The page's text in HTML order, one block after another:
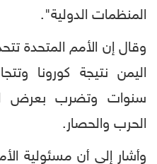
المنظمات الدولية".
وقال إن الأمم المتحدة
اليمن نتيجة كورونا
سنوات وتضرب بعرض
الحرب والحصار.
وأشار إلى أن مسئولية